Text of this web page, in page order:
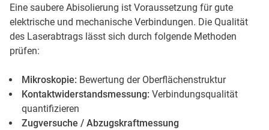
Eine saubere Abisolierung ist Voraussetzung für gute
elektrische und mechanische Verbindungen. Die Qualität
des Laserabtrags lässt sich durch folgende Methoden
prüfen:
Mikroskopie: Bewertung der Oberflächenstruktur
Kontaktwiderstandsmessung: Verbindungsqualität
quantifizieren
Zugversuche / Abzugskraftmessung